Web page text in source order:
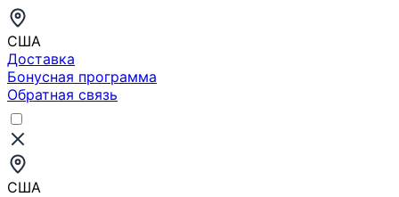
США
Доставка
Бонусная программа
Обратная связь
США